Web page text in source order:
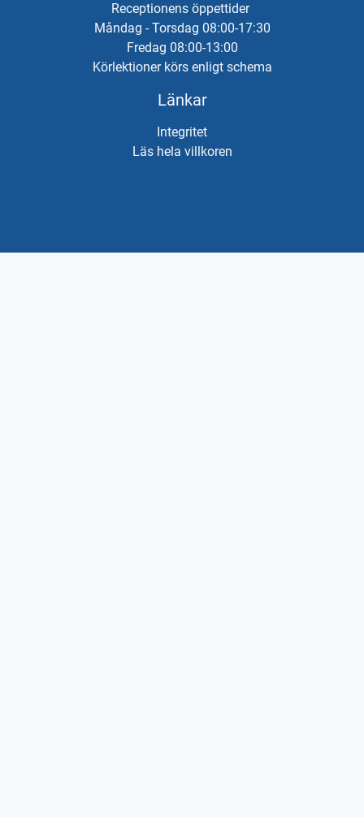
Receptionens öppettider
Måndag - Torsdag 08:00-17:30
Fredag 08:00-13:00
Körlektioner körs enligt schema
Länkar
Integritet
Läs hela villkoren